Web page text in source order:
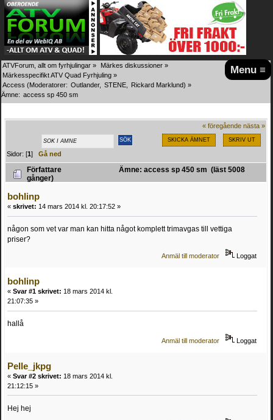
Menu ≡
ATVForum, allt om fyrhjulingar » Märkes diskussioner »
Märkesspecifikt ATV Quad Fyrhjuling »
Access (Moderatorer: Outlander, STENE Rickard Marklund) »
Ämne: access sp 450 sm
« föregående nästa »
SKICKA ÄMNET SKRIV UT
Sidor: [1]Gå ned
Författare
Ämne: access sp 450 sm (läst 5008
gånger)
bohlinp
« skrivet: 14 mars 2014 kl. 20:17:52 »
någon som vet var man kan hitta något komplett trimavgas till vettiga
priser?
Anmäl till moderator Loggat
bohlinp
« Svar #1 skrivet: 18 mars 2014 kl.
21:07:35 »
hallå
Anmäl till moderator Loggat
Pelle_jkpg
« Svar #2 skrivet: 18 mars 2014 kl.
21:12:15 »
Hej hej